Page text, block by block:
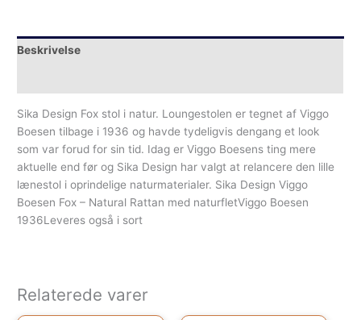
Beskrivelse
Sika Design Fox stol i natur. Loungestolen er tegnet af Viggo
Boesen tilbage i 1936 og havde tydeligvis dengang et look
som var forud for sin tid. Idag er Viggo Boesens ting mere
aktuelle end før og Sika Design har valgt at relancere den lille
lænestol i oprindelige naturmaterialer. Sika Design Viggo
Boesen Fox – Natural Rattan med naturfletViggo Boesen
1936Leveres også i sort
Relaterede varer